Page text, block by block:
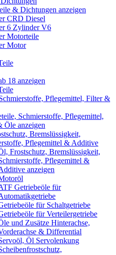
& Dichtungen anzeigen
CRD Diesel
6 Zylinder V6
Motorteile
Motor
18 anzeigen
Pflegemittel, Filter &
Schmierstoffe, Pflegemittel,
Öle anzeigen
Bremslüssigkeit,
Pflegemittel & Additive
Frostschutz, Bremslüssigkeit,
Pflegemittel &
anzeigen
Getriebeöle für
für Schaltgetriebe
für Verteilergetriebe
und Zusätze Hinterachse,
& Differential
Öl Servolenkung